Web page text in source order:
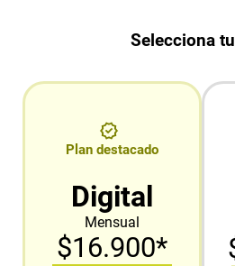
Selecciona
Plan destacado
Digital
Mensual
$16.900*